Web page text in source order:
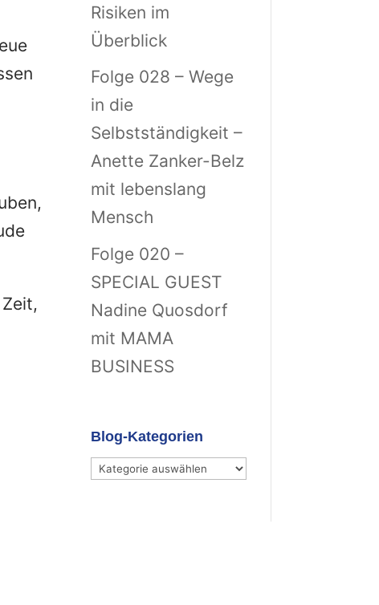
Risiken im
Überblick
Folge 028 – Wege
in die
Selbstständigkeit –
Anette Zanker-Belz
mit lebenslang
Mensch
Folge 020 –
SPECIAL GUEST
Nadine Quosdorf
mit MAMA
BUSINESS
Blog-Kategorien
Blog-